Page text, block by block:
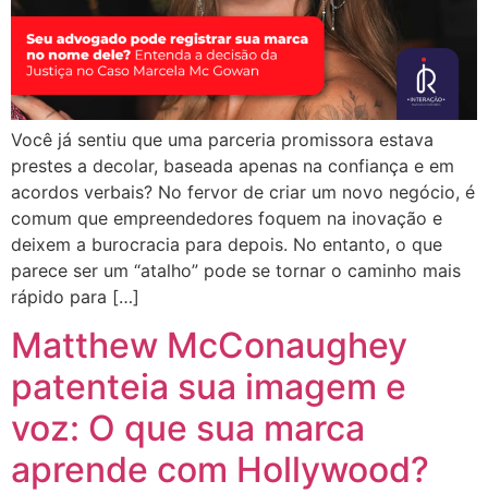
Você já sentiu que uma parceria promissora estava
prestes a decolar, baseada apenas na confiança e em
acordos verbais? No fervor de criar um novo negócio, é
comum que empreendedores foquem na inovação e
deixem a burocracia para depois. No entanto, o que
parece ser um “atalho” pode se tornar o caminho mais
rápido para […]
Matthew McConaughey
patenteia sua imagem e
voz: O que sua marca
aprende com Hollywood?